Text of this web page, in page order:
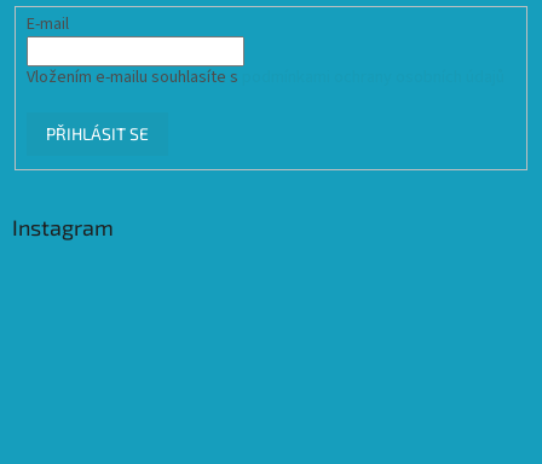
E-mail
Vložením e-mailu souhlasíte s
PŘIHLÁSIT SE
Instagram